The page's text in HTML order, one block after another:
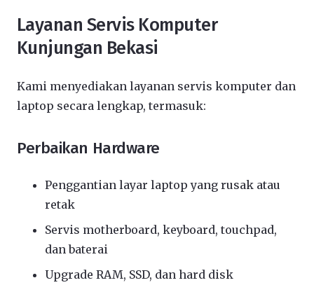
Layanan Servis Komputer
Kunjungan Bekasi
Kami menyediakan layanan servis komputer dan
laptop secara lengkap, termasuk:
Perbaikan Hardware
Penggantian layar laptop yang rusak atau
retak
Servis motherboard, keyboard, touchpad,
dan baterai
Upgrade RAM, SSD, dan hard disk